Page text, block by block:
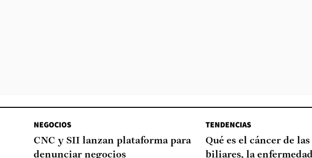
NEGOCIOS
CNC y SII lanzan plataforma para
denunciar negocios
TENDENCIAS
Qué es el cáncer de
biliares, la